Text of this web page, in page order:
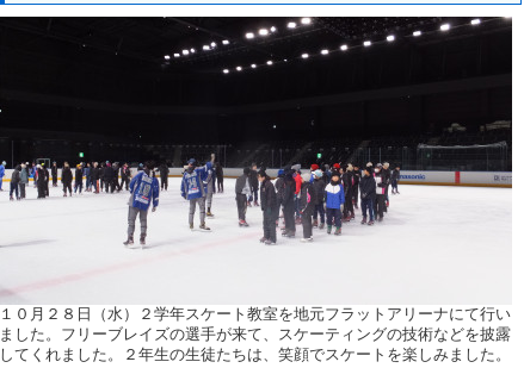
１０月２８日（水）２学年スケート教室を地元フラットアリーナにて行い
ました。フリーブレイズの選手が来て、スケーティングの技術などを披露
してくれました。２年生の生徒たちは、笑顔でスケートを楽しみました。